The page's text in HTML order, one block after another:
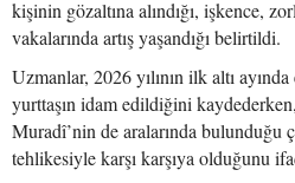
kişinin gözaltına alındığı, işkence,
vakalarında artış yaşandığı belirtildi.
Uzmanlar, 2026 yılının ilk altı
yurttaşın idam edildiğini
Muradî’nin de aralarında bulunduğu
tehlikesiyle karşı karşıya olduğunu